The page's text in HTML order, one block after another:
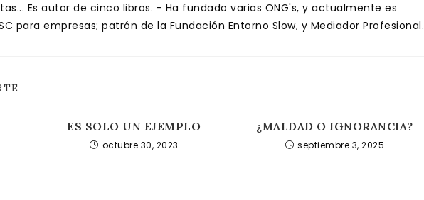
Es autor de cinco libros. - Ha fundado varias ONG's, y actualmente es
para empresas; patrón de la Fundación Entorno Slow, y Mediador Profesional.
ES SOLO UN EJEMPLO
octubre 30, 2023
¿MALDAD O IGNORANCIA?
septiembre 3, 2025